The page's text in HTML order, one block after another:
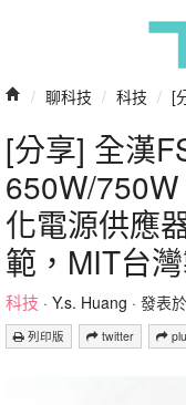
/ 聊科技 / 科技 / [
[分享] 全漢
650W/
化電源供應
範，MIT台
科技 · Y.s. Huang · 發表
列印版 twitter